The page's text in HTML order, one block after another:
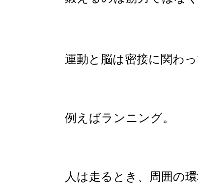
運動と脳は密接に関わ
例えばランニング。
人は走るとき、周囲の